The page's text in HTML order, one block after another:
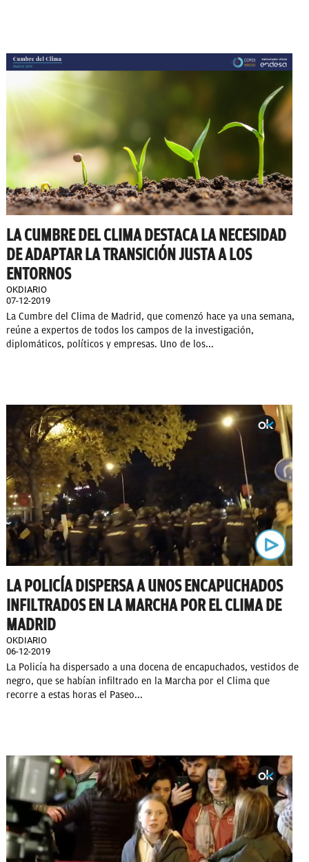
LA CUMBRE DEL CLIMA DESTACA LA NECESIDAD
DE ADAPTAR LA TRANSICIÓN JUSTA A LOS
ENTORNOS
OKDIARIO
07-12-2019
La Cumbre del Clima de Madrid, que comenzó hace ya una semana,
reúne a expertos de todos los campos de la investigación,
diplomáticos, políticos y empresas. Uno de los...
LA POLICÍA DISPERSA A UNOS ENCAPUCHADOS
INFILTRADOS EN LA MARCHA POR EL CLIMA DE
MADRID
OKDIARIO
06-12-2019
La Policía ha dispersado a una docena de encapuchados, vestidos de
negro, que se habían infiltrado en la Marcha por el Clima que
recorre a estas horas el Paseo...